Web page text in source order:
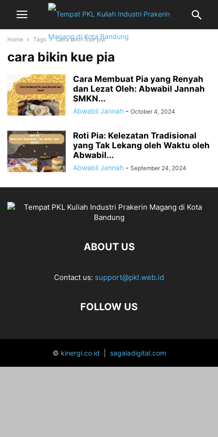
Home Tags Cara bikin kue pia
cara bikin kue pia
Cara Membuat Pia yang Renyah
dan Lezat Oleh: Abwabil Jannah
SMKN...
Abwabil Jannah - October 4, 2024
Roti Pia: Kelezatan Tradisional
yang Tak Lekang oleh Waktu oleh
Abwabil...
Abwabil Jannah - September 24, 2024
ABOUT US
Contact us: support@pkl.web.id
FOLLOW US
© kinergi.co.id sagaladigital.com